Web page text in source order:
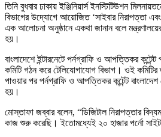
তিনি বুধবার ঢাকায় ইঞ্জিনিয়ার্স ইনস্টিটিউশন
বিভাগের উদ্যোগে আয়োজিত ‘সাইবার নিরাপত্তা এবং
এক আলোচনা অনুষ্ঠানে একথা জানান বলে
হয়।
বাংলাদেশে ইন্টারনেটে পর্নগ্রাফি ও আপত্তিকর
কমিটি গঠন করে টেলিযোগাযোগ বিভাগ। ওই কমিটির
পাওয়ার পর পর্নগ্রাফি ও আপত্তিকর কন্টেন্ট
হয়।
মোস্তাফা জব্বার বলেন, “ডিজিটাল নিরাপত্তার
কাজ শুরু করেছি। ইতোমধ্যেই ২০ হাজার পর্নো